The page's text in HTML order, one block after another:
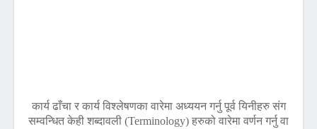
कार्य ढाँचा र कार्य विश्लेषणका वारेमा अध्ययन गर्नु पूर्व यिनीहरु संग
सम्वन्धित केही शब्दावली (Terminology) हरुको वारेमा वर्णन गर्नु वा